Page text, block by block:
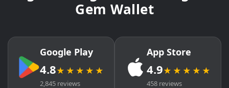
Gem Wallet
Google Play
4.8★★★★★
2,845 reviews
App Store
4.9★★★★★
458 reviews